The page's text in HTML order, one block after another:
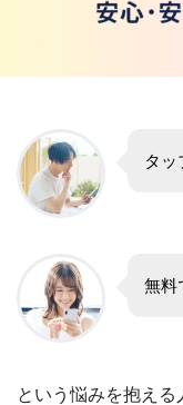
タッ
無料
という悩みを抱える